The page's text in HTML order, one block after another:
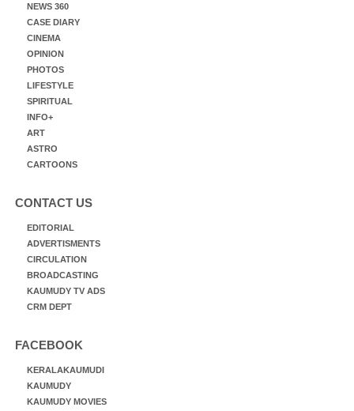
NEWS 360
CASE DIARY
CINEMA
OPINION
PHOTOS
LIFESTYLE
SPIRITUAL
INFO+
ART
ASTRO
CARTOONS
CONTACT US
EDITORIAL
ADVERTISMENTS
CIRCULATION
BROADCASTING
KAUMUDY TV ADS
CRM DEPT
FACEBOOK
KERALAKAUMUDI
KAUMUDY
KAUMUDY MOVIES